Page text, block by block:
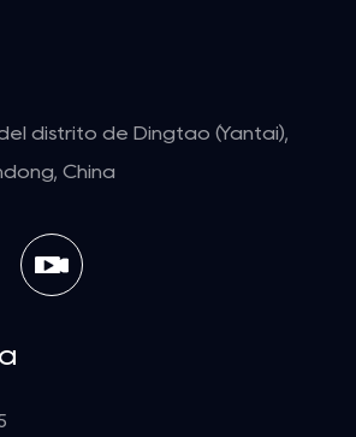
distrito de Dingtao (Yantai),
China